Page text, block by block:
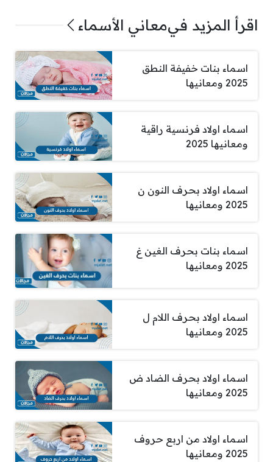
اقرأ المزيد فيمعاني الأسماء
اسماء بنات خفيفة النطق
2025 ومعانيها
اسماء اولاد فرنسية راقية
ومعانيها 2025
اسماء اولاد بحرف النون ن
2025 ومعانيها
اسماء بنات بحرف الغين غ
2025 ومعانيها
اسماء اولاد بحرف اللام ل
2025 ومعانيها
اسماء اولاد بحرف الضاد ض
2025 ومعانيها
اسماء اولاد من اربع حروف
2025 ومعانيها